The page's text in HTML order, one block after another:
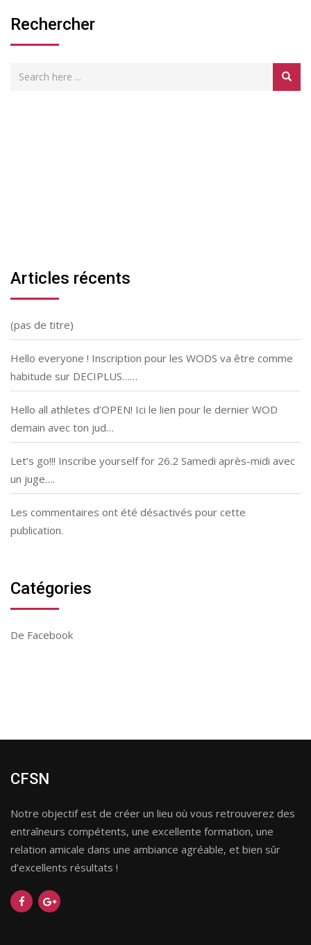
Rechercher
Articles récents
(pas de titre)
Hello everyone ! Inscription pour les WODS va être comme
habitude sur DECIPLUS……
Hello all athletes d’OPEN! Ici le lien pour le dernier WOD
demain avec ton jud…
Let’s go!!! Inscribe yourself for 26.2 Samedi après-midi avec
un juge….
Les commentaires ont été désactivés pour cette
publication.
Catégories
De Facebook
CFSN
Notre objectif est de créer un lieu où vous retrouverez des
entraîneurs compétents, une excellente formation, une
relation amicale dans une ambiance agréable, et bien sûr
d’excellents résultats !